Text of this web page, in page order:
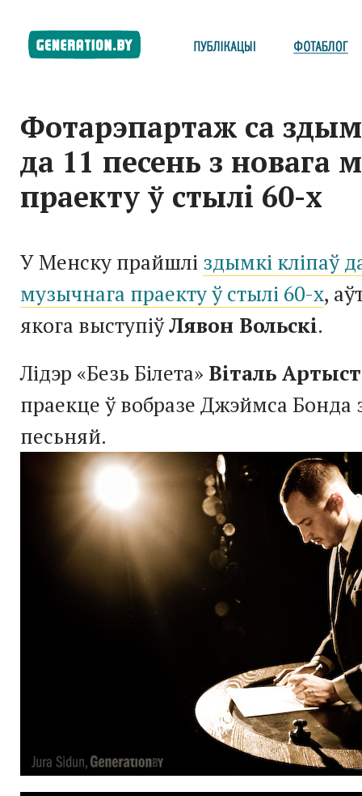
Фотарэпартаж са
да 11 песень з новага
праекту ў стылі 60-х
У Менску прайшлі здымкі кліпаў
музычнага праекту ў стылі 60-х,
якога выступіўЛявон Вольскі.
Лідэр «Безь Білета» Віталь Артыст
праекце ў вобразе Джэймса
песьняй.